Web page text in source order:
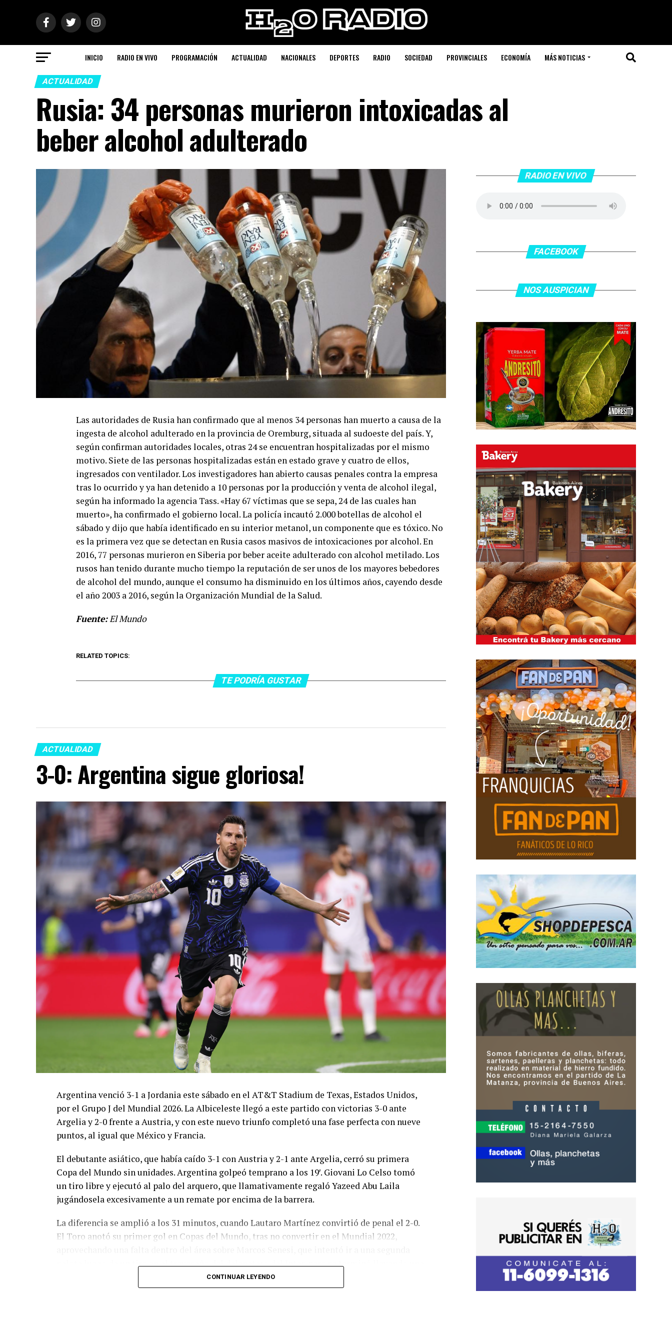
INICIO RADIO EN VIVO PROGRAMACIÓN ACTUALIDAD NACIONALES DEPORTES RADIO SOCIEDAD PROVINCIALES ECONOMÍA MÁS NOTICIAS
ACTUALIDAD
Rusia: 34 personas murieron intoxicadas al
beber alcohol adulterado
Las autoridades de Rusia han confirmado que al menos 34 personas han muerto a causa de la
ingesta de alcohol adulterado en la provincia de Oremburg, situada al sudoeste del país. Y,
según confirman autoridades locales, otras 24 se encuentran hospitalizadas por el mismo
motivo. Siete de las personas hospitalizadas están en estado grave y cuatro de ellos,
ingresados con ventilador. Los investigadores han abierto causas penales contra la empresa
tras lo ocurrido y ya han detenido a 10 personas por la producción y venta de alcohol ilegal,
según ha informado la agencia Tass. «Hay 67 víctimas que se sepa, 24 de las cuales han
muerto», ha confirmado el gobierno local. La policía incautó 2.000 botellas de alcohol el
sábado y dijo que había identificado en su interior metanol, un componente que es tóxico. No
es la primera vez que se detectan en Rusia casos masivos de intoxicaciones por alcohol. En
2016, 77 personas murieron en Siberia por beber aceite adulterado con alcohol metilado. Los
rusos han tenido durante mucho tiempo la reputación de ser unos de los mayores bebedores
de alcohol del mundo, aunque el consumo ha disminuido en los últimos años, cayendo desde
el año 2003 a 2016, según la Organización Mundial de la Salud.
Fuente:El Mundo
RELATED TOPICS:
TE PODRÍA GUSTAR
ACTUALIDAD
3-0: Argentina sigue gloriosa!
Argentina venció 3-1 a Jordania este sábado en el AT&T Stadium de Texas, Estados Unidos,
por el Grupo J del Mundial 2026. La Albiceleste llegó a este partido con victorias 3-0 ante
Argelia y 2-0 frente a Austria, y con este nuevo triunfo completó una fase perfecta con nueve
puntos, al igual que México y Francia.
El debutante asiático, que había caído 3-1 con Austria y 2-1 ante Argelia, cerró su primera
Copa del Mundo sin unidades. Argentina golpeó temprano a los 19′. Giovani Lo Celso tomó
un tiro libre y ejecutó al palo del arquero, que llamativamente regaló Yazeed Abu Laila
jugándosela excesivamente a un remate por encima de la barrera.
La diferencia se amplió a los 31 minutos, cuando Lautaro Martínez convirtió de penal el 2-0.
El Toro anotó su primer gol en Copas del Mundo, tras no convertir en el Mundial 2022,
pelota luego de un tiro en el travesaño del delanatero del Inter, pero se terminó llevando una
CONTINUAR LEYENDO
RADIO EN VIVO
FACEBOOK
NOS AUSPICIAN